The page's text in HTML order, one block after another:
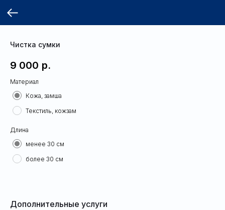
Чистка сумки
9 000 р.
Материал
Кожа, замша
Текстиль, кожзам
Длина
менее 30 см
более 30 см
Дополнительные услуги